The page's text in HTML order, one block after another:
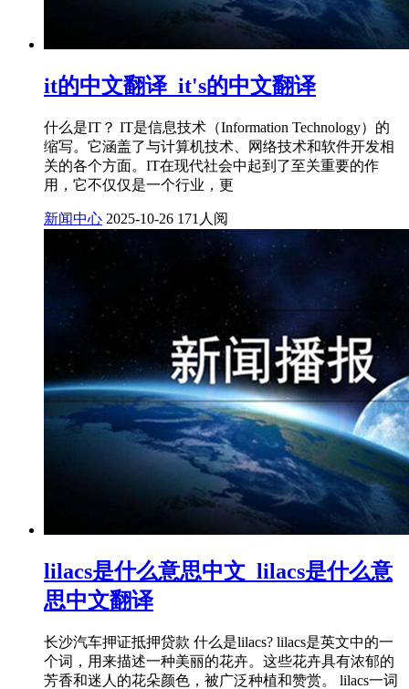
it的中文翻译_it's的中文翻译
什么是IT？ IT是信息技术（Information Technology）的
缩写。它涵盖了与计算机技术、网络技术和软件开发相
关的各个方面。IT在现代社会中起到了至关重要的作
用，它不仅仅是一个行业，更
新闻中心 2025-10-26 171人阅
lilacs是什么意思中文_lilacs是什么意
思中文翻译
长沙汽车押证抵押贷款 什么是lilacs? lilacs是英文中的一
个词，用来描述一种美丽的花卉。这些花卉具有浓郁的
芳香和迷人的花朵颜色，被广泛种植和赞赏。 lilacs一词